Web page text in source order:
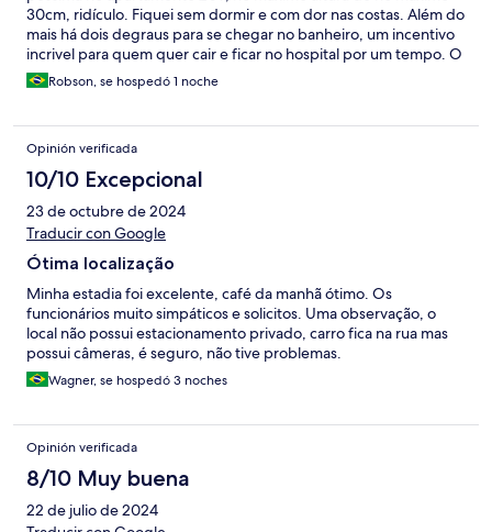
30cm, ridículo. Fiquei sem dormir e com dor nas costas. Além do
mais há dois degraus para se chegar no banheiro, um incentivo
incrivel para quem quer cair e ficar no hospital por um tempo. O
lado bom foi o café da manhã, muito bom. Bem, não voltaremos
porque aquele quarto sequer deveria ser usado para hospedar
Robson, se hospedó 1 noche
Opinión verificada
10/10 Excepcional
23 de octubre de 2024
Traducir con Google
Ótima localização
Minha estadia foi excelente, café da manhã ótimo. Os
funcionários muito simpáticos e solicitos. Uma observação, o
local não possui estacionamento privado, carro fica na rua mas
possui câmeras, é seguro, não tive problemas.
Wagner, se hospedó 3 noches
Opinión verificada
8/10 Muy buena
22 de julio de 2024